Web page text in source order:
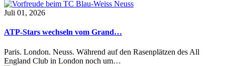
Juli 01, 2026
ATP-Stars wechseln vom Grand…
Paris. London. Neuss. Während auf den Rasenplätzen des All
England Club in London noch um…